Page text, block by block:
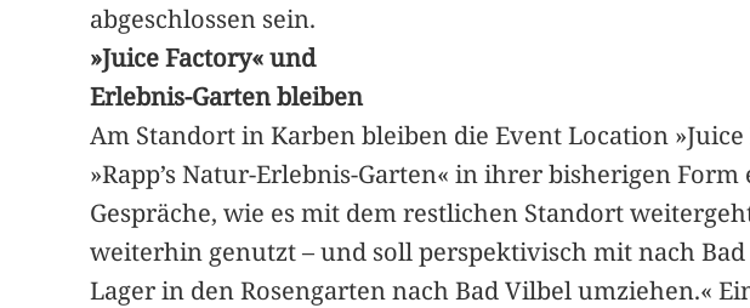
abgeschlossen sein.
»Juice Factory« und
Erlebnis-Garten bleiben
Am Standort in Karben bleiben die Event Location
»Rapp’s Natur-Erlebnis-Garten« in ihrer bisherigen
Gespräche, wie es mit dem restlichen Standort
weiterhin genutzt – und soll perspektivisch mit nach Bad
Lager in den Rosengarten nach Bad Vilbel umziehen.«